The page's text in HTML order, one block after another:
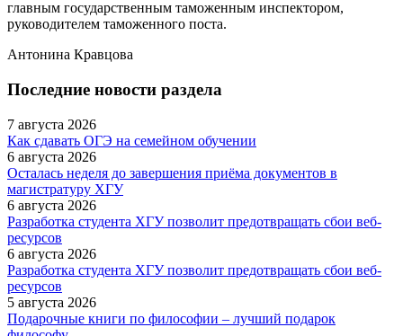
главным государственным таможенным инспектором,
руководителем таможенного поста.
Антонина Кравцова
Последние новости раздела
7 августа 2026
Как сдавать ОГЭ на семейном обучении
6 августа 2026
Осталась неделя до завершения приёма документов в
магистратуру ХГУ
6 августа 2026
Разработка студента ХГУ позволит предотвращать сбои веб-
ресурсов
6 августа 2026
Разработка студента ХГУ позволит предотвращать сбои веб-
ресурсов
5 августа 2026
Подарочные книги по философии – лучший подарок